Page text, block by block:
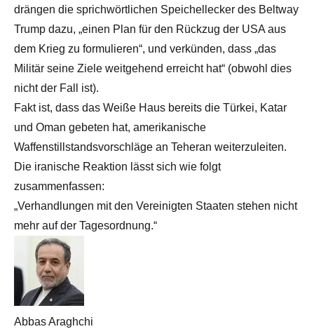
drängen die sprichwörtlichen Speichellecker des Beltway
Trump dazu, „einen Plan für den Rückzug der USA aus
dem Krieg zu formulieren“, und verkünden, dass „das
Militär seine Ziele weitgehend erreicht hat“ (obwohl dies
nicht der Fall ist).
Fakt ist, dass das Weiße Haus bereits die Türkei, Katar
und Oman gebeten hat, amerikanische
Waffenstillstandsvorschläge an Teheran weiterzuleiten.
Die iranische Reaktion lässt sich wie folgt
zusammenfassen:
„Verhandlungen mit den Vereinigten Staaten stehen nicht
mehr auf der Tagesordnung.“
Abbas Araghchi